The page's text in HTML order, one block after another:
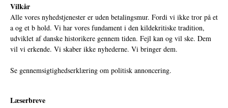
Vilkår
Alle vores nyhedstjenester er uden betalingsmur. Fordi vi ikke tror på et
a og et b hold. Vi har vores fundament i den kildekritiske tradition,
udviklet af danske historikere gennem tiden. Fejl kan og vil ske. Dem
vil vi erkende. Vi skaber ikke nyhederne. Vi bringer dem.
Se gennemsigtighedserklæring om politisk annoncering.
Læserbreve